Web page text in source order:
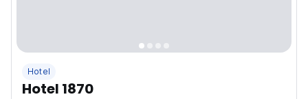
Hotel
Hotel 1870